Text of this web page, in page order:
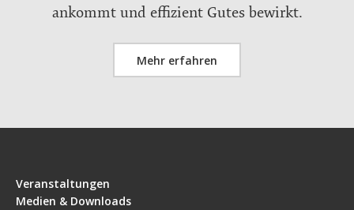
ankommt und effizient Gutes bewirkt.
Mehr erfahren
Veranstaltungen
Medien & Downloads